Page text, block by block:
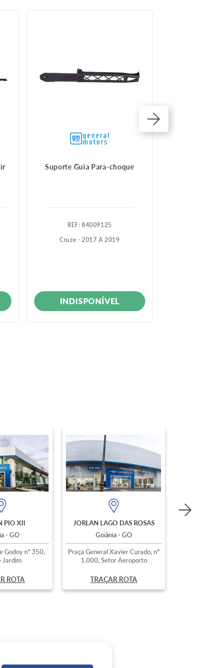
Suporte Guia Para-choque
:84009125
Cruze - 2017 A 2019
INDISPONÍVEL
PIO XII
- GO
Godoy nº 350,
Jardim
ROTA
JORLAN LAGO DAS ROSAS
Goiânia - GO
Praça General Xavier Curado, nº
1.000, Setor Aeroporto
TRAÇAR ROTA